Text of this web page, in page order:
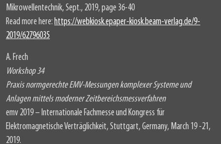
Mikrowellentechnik, Sept., 2019, page 36-40
Read more here: https://webkiosk.epaper-kiosk.beam-verlag.de/9-
2019/62796035
A. Frech
Workshop 34
Praxis normgerechte EMV-Messungen komplexer Systeme und
Anlagen mittels moderner Zeitbereichsmessverfahren
emv 2019 – Internationale Fachmesse und Kongress für
Elektromagnetische Verträglichkeit, Stuttgart, Germany, March 19 -21,
2019.